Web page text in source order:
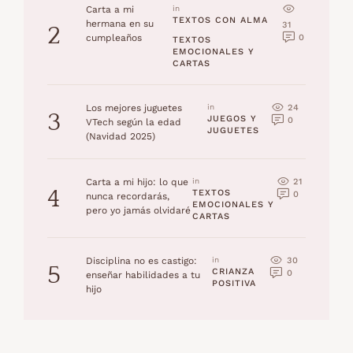
2
Carta a mi
hermana en su
cumpleaños
in
TEXTOS CON ALMA
TEXTOS
EMOCIONALES Y
CARTAS
31
0
3
Los mejores juguetes
VTech según la edad
(Navidad 2025)
in
JUEGOS Y
JUGUETES
24
0
4
Carta a mi hijo: lo que
nunca recordarás,
pero yo jamás olvidaré
in
TEXTOS
EMOCIONALES Y
CARTAS
21
0
5
Disciplina no es castigo:
enseñar habilidades a tu
hijo
in
CRIANZA
POSITIVA
30
0